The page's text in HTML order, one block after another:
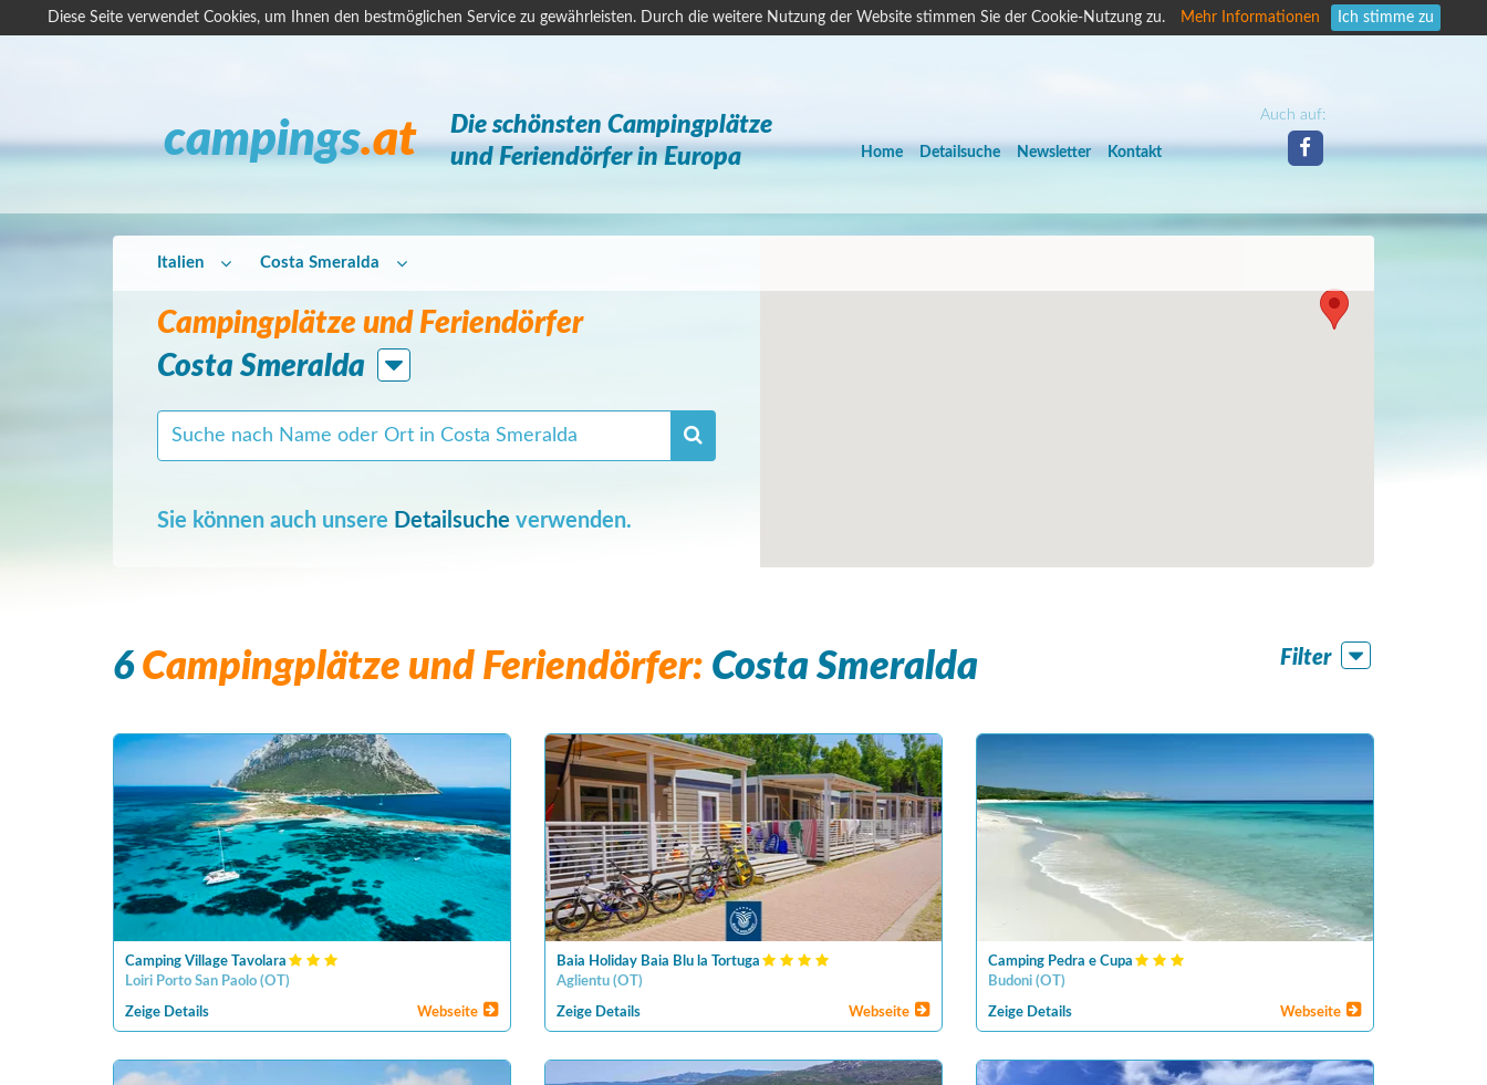
Diese Seite verwendet Cookies, um Ihnen den bestmöglichen Service zu gewährleisten. Durch die weitere Nutzung der Website stimmen Sie der Cookie-Nutzung zu. Mehr Informationen Ich stimme zu
campings.at
Die schönsten Campingplätze
und Feriendörfer in Europa
Home Detailsuche Newsletter Kontakt
Auch auf:
Campingplätze und Feriendörfer
Costa Smeralda
Sie können auch unsere Detailsuche verwenden.
Italien Costa Smeralda
6Campingplätze und Feriendörfer: Costa Smeralda Filter
Camping Village Tavolara
Loiri Porto San Paolo (OT)
Zeige Details Webseite
Baia Holiday Baia Blu la Tortuga
Aglientu (OT)
Zeige Details Webseite
Camping Pedra e Cupa
Budoni (OT)
Zeige Details Webseite